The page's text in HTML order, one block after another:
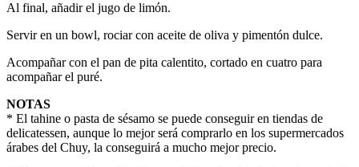
Al final, añadir el jugo de limón.
Servir en un bowl, rociar con aceite de oliva y pimentón dulce.
Acompañar con el pan de pita calentito, cortado en cuatro para
acompañar el puré.
NOTAS
* El tahine o pasta de sésamo se puede conseguir en tiendas de
delicatessen, aunque lo mejor será comprarlo en los supermercados
árabes del Chuy, la conseguirá a mucho mejor precio.